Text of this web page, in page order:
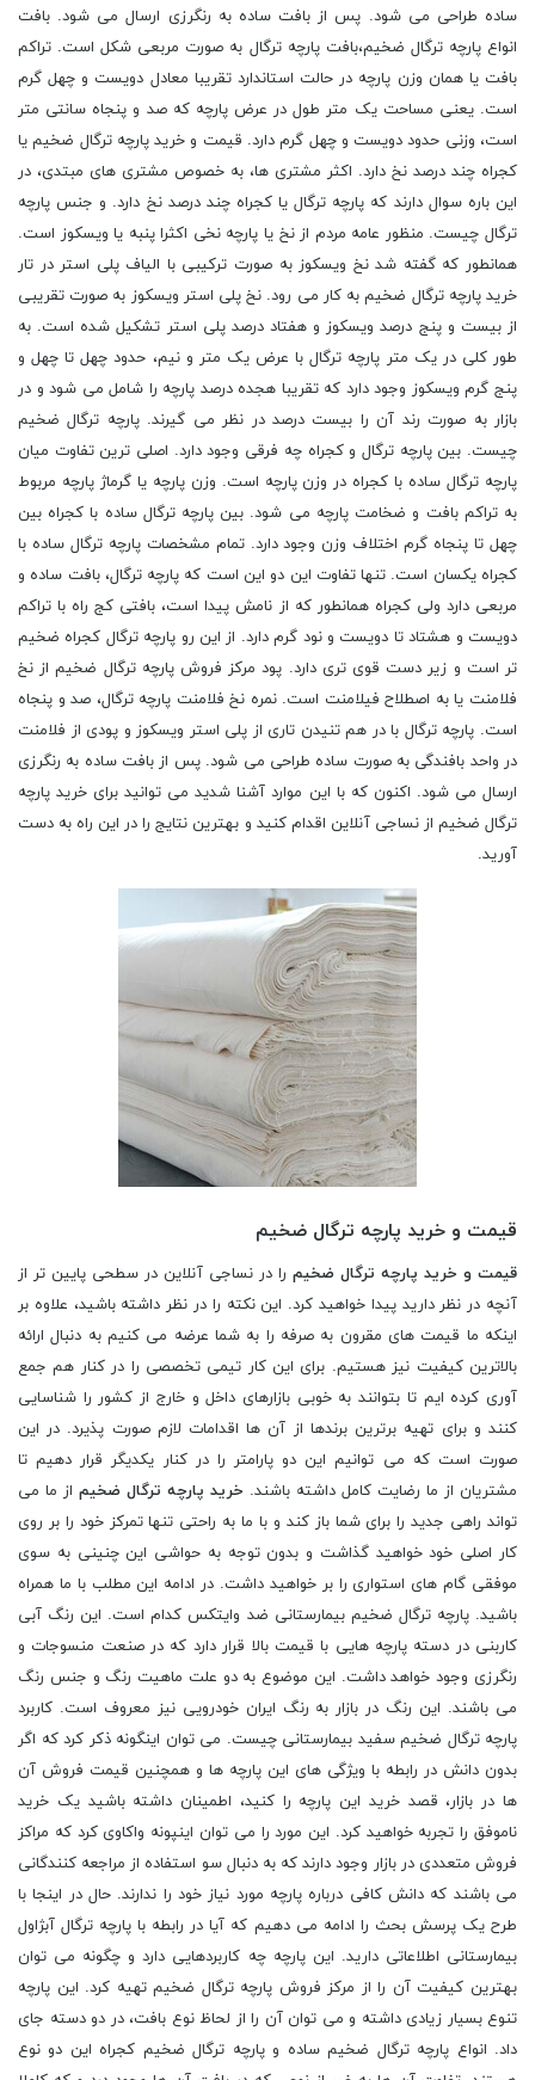
ساده طراحی می شود. پس از بافت ساده به رنگرزی ارسال می شود. بافت
انواع پارچه ترگال ضخیم،بافت پارچه ترگال به صورت مربعی شکل است. تراکم
بافت یا همان وزن پارچه در حالت استاندارد تقریبا معادل دویست و چهل گرم
است. یعنی مساحت یک متر طول در عرض پارچه که صد و پنجاه سانتی متر
است، وزنی حدود دویست و چهل گرم دارد. قیمت و خرید پارچه ترگال ضخیم یا
کجراه چند درصد نخ دارد. اکثر مشتری ها، به خصوص مشتری های مبتدی، در
این باره سوال دارند که پارچه ترگال یا کجراه چند درصد نخ دارد. و جنس پارچه
ترگال چیست. منظور عامه مردم از نخ یا پارچه نخی اکثرا پنبه یا ویسکوز است.
همانطور که گفته شد نخ ویسکوز به صورت ترکیبی با الیاف پلی استر در تار
خرید پارچه ترگال ضخیم به کار می رود. نخ پلی استر ویسکوز به صورت تقریبی
از بیست و پنج درصد ویسکوز و هفتاد درصد پلی استر تشکیل شده است. به
طور کلی در یک متر پارچه ترگال با عرض یک متر و نیم، حدود چهل تا چهل و
پنج گرم ویسکوز وجود دارد که تقریبا هجده درصد پارچه را شامل می شود و در
بازار به صورت رند آن را بیست درصد در نظر می گیرند. پارچه ترگال ضخیم
چیست. بین پارچه ترگال و کجراه چه فرقی وجود دارد. اصلی ترین تفاوت میان
پارچه ترگال ساده با کجراه در وزن پارچه است. وزن پارچه یا گرماژ پارچه مربوط
به تراکم بافت و ضخامت پارچه می شود. بین پارچه ترگال ساده با کجراه بین
چهل تا پنجاه گرم اختلاف وزن وجود دارد. تمام مشخصات پارچه ترگال ساده با
کجراه یکسان است. تنها تفاوت این دو این است که پارچه ترگال، بافت ساده و
مربعی دارد ولی کجراه همانطور که از نامش پیدا است، بافتی کج راه با تراکم
دویست و هشتاد تا دویست و نود گرم دارد. از این رو پارچه ترگال کجراه ضخیم
تر است و زیر دست قوی تری دارد. پود مرکز فروش پارچه ترگال ضخیم از نخ
فلامنت یا به اصطلاح فیلامنت است. نمره نخ فلامنت پارچه ترگال، صد و پنجاه
است. پارچه ترگال با در هم تنیدن تاری از پلی استر ویسکوز و پودی از فلامنت
در واحد بافندگی به صورت ساده طراحی می شود. پس از بافت ساده به رنگرزی
ارسال می شود. اکنون که با این موارد آشنا شدید می توانید برای خرید پارچه
ترگال ضخیم از نساجی آنلاین اقدام کنید و بهترین نتایج را در این راه به دست
آورید.
قیمت و خرید پارچه ترگال ضخیم
قیمت و خرید پارچه ترگال ضخیم را در نساجی آنلاین در سطحی پایین تر از
آنچه در نظر دارید پیدا خواهید کرد. این نکته را در نظر داشته باشید، علاوه بر
اینکه ما قیمت های مقرون به صرفه را به شما عرضه می کنیم به دنبال ارائه
بالاترین کیفیت نیز هستیم. برای این کار تیمی تخصصی را در کنار هم جمع
آوری کرده ایم تا بتوانند به خوبی بازارهای داخل و خارج از کشور را شناسایی
کنند و برای تهیه برترین برندها از آن ها اقدامات لازم صورت پذیرد. در این
صورت است که می توانیم این دو پارامتر را در کنار یکدیگر قرار دهیم تا
مشتریان از ما رضایت کامل داشته باشند. خرید پارچه ترگال ضخیم از ما می
تواند راهی جدید را برای شما باز کند و با ما به راحتی تنها تمرکز خود را بر روی
کار اصلی خود خواهید گذاشت و بدون توجه به حواشی این چنینی به سوی
موفقی گام های استواری را بر خواهید داشت. در ادامه این مطلب با ما همراه
باشید. پارچه ترگال ضخیم بیمارستانی ضد وایتکس کدام است. این رنگ آبی
کاربنی در دسته پارچه هایی با قیمت بالا قرار دارد که در صنعت منسوجات و
رنگرزی وجود خواهد داشت. این موضوع به دو علت ماهیت رنگ و جنس رنگ
می باشند. این رنگ در بازار به رنگ ایران خودرویی نیز معروف است. کاربرد
پارچه ترگال ضخیم سفید بیمارستانی چیست. می توان اینگونه ذکر کرد که اگر
بدون دانش در رابطه با ویژگی های این پارچه ها و همچنین قیمت فروش آن
ها در بازار، قصد خرید این پارچه را کنید، اطمینان داشته باشید یک خرید
ناموفق را تجربه خواهید کرد. این مورد را می توان اینپونه واکاوی کرد که مراکز
فروش متعددی در بازار وجود دارند که به دنبال سو استفاده از مراجعه کنندگانی
می باشند که دانش کافی درباره پارچه مورد نیاز خود را ندارند. حال در اینجا با
طرح یک پرسش بحث را ادامه می دهیم که آیا در رابطه با پارچه ترگال آبژاول
بیمارستانی اطلاعاتی دارید. این پارچه چه کاربردهایی دارد و چگونه می توان
بهترین کیفیت آن را از مرکز فروش پارچه ترگال ضخیم تهیه کرد. این پارچه
تنوع بسیار زیادی داشته و می توان آن را از لحاظ نوع بافت، در دو دسته جای
داد. انواع پارچه ترگال ضخیم ساده و پارچه ترگال ضخیم کجراه این دو نوع